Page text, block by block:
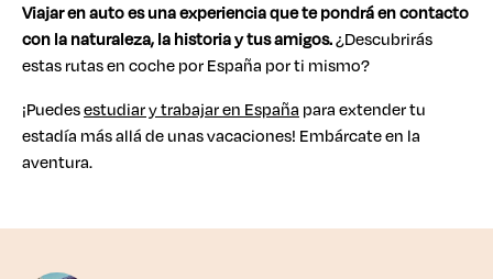
Viajar en auto es una experiencia que te pondrá en contacto
con la naturaleza, la historia y tus amigos.¿Descubrirás
estas rutas en coche por España por ti mismo?
¡Puedesestudiar y trabajar en España para extender tu
estadía más allá de unas vacaciones! Embárcate en la
aventura.